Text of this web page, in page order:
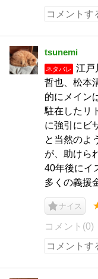
tsunemi
ネタバレ
江戸
哲也、松本
的にメイン
駐在したリ
に強引にビ
と当然のよ
が、助けら
40年後にイ
多くの義援
ナイス
コメント(0)